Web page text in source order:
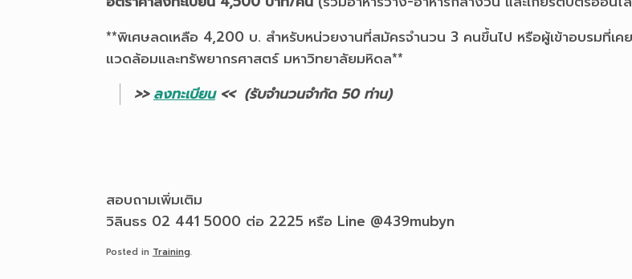
**พิเศษลดเหลือ 4,200 บ. สำหรับหน่วยงานที่สมัครจำนวน 3 คนขึ้นไป หรือผู้เข้าอบรมที่เ
แวดล้อมและทรัพยากรศาสตร์ มหาวิทยาลัยมหิดล**
>>ลงทะเบียน<< (รับจำนวนจำกัด 50 ท่าน)
สอบถามเพิ่มเติม
วิลินธร 02 441 5000 ต่อ 2225 หรือ Line @439mubyn
Posted in Training.